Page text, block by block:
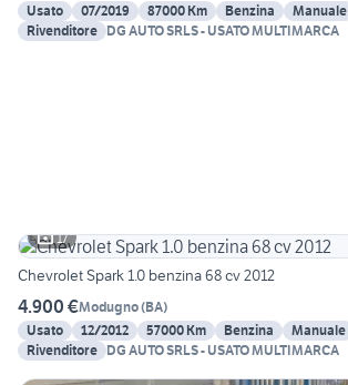
Usato
07/2019 87000 Km Benzina Manuale
Rivenditore DG AUTO SRLS - USATO MULTIMARCA
17
Chevrolet Spark 1.0 benzina 68 cv 2012
4.900 €Modugno(BA)
Usato
12/2012 57000 Km Benzina Manuale
Rivenditore DG AUTO SRLS - USATO MULTIMARCA